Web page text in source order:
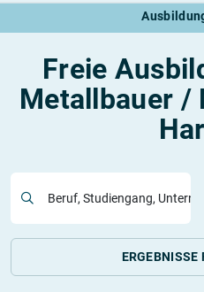
Freie
Metallbauer /
Beruf, Studiengang,
ERGEBNISSE